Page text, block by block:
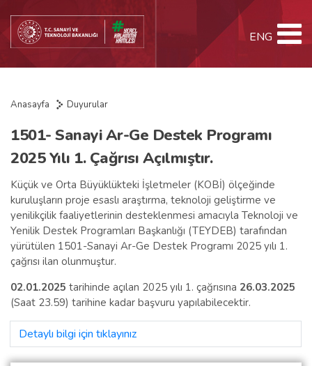
ENG
Anasayfa Duyurular
1501- Sanayi Ar-Ge Destek Programı
2025 Yılı 1. Çağrısı Açılmıştır.
Küçük ve Orta Büyüklükteki İşletmeler (KOBİ) ölçeğinde
kuruluşların proje esaslı araştırma, teknoloji geliştirme ve
yenilikçilik faaliyetlerinin desteklenmesi amacıyla Teknoloji ve
Yenilik Destek Programları Başkanlığı (TEYDEB) tarafından
yürütülen 1501-Sanayi Ar-Ge Destek Programı 2025 yılı 1.
çağrısı ilan olunmuştur.
02.01.2025 tarihinde açılan 2025 yılı 1. çağrısına 26.03.2025
(Saat 23.59) tarihine kadar başvuru yapılabilecektir.
Detaylı bilgi için tıklayınız